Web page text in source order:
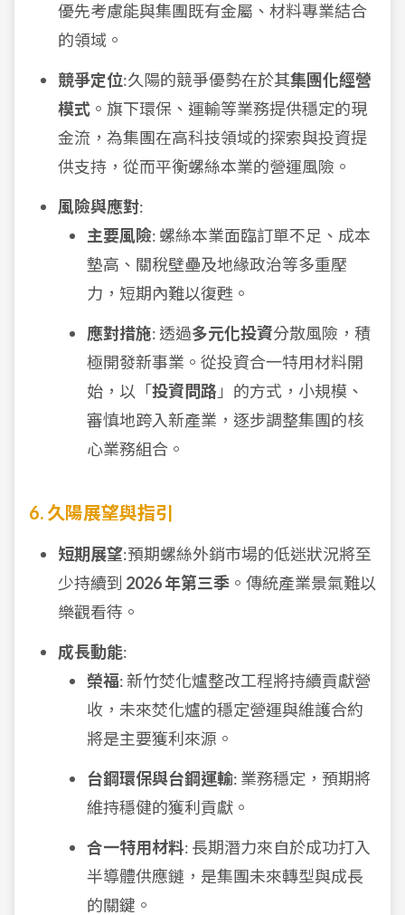
優先考慮能與集團既有金屬、材料專業結合
的領域。
競爭定位:久陽的競爭優勢在於其集團化經營
模式 。旗下環保、運輸等業務提供穩定的現
金流，為集團在高科技領域的探索與投資提
供支持，從而平衡螺絲本業的營運風險。
風險與應對:
主要風險: 螺絲本業面臨訂單不足、成本
墊高、關稅壁壘及地緣政治等多重壓
力，短期內難以復甦。
應對措施: 透過多元化投資分散風險，積
極開發新事業。從投資合一特用材料開
始，以「投資問路 」的方式，小規模、
審慎地跨入新產業，逐步調整集團的核
心業務組合。
6. 久陽展望與指引
短期展望:預期螺絲外銷市場的低迷狀況將至
少持續到 2026 年第三季 。傳統產業景氣難以
樂觀看待。
成長動能:
榮福: 新竹焚化爐整改工程將持續貢獻營
收，未來焚化爐的穩定營運與維護合約
將是主要獲利來源。
台鋼環保與台鋼運輸: 業務穩定，預期將
維持穩健的獲利貢獻。
合一特用材料: 長期潛力來自於成功打入
半導體供應鏈，是集團未來轉型與成長
的關鍵。